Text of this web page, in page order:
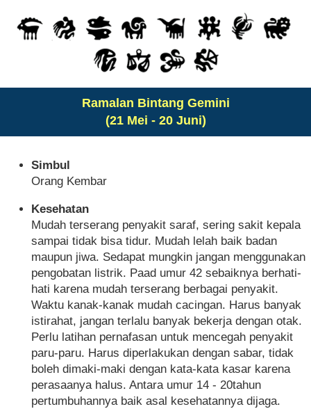
Ramalan Bintang Gemini
(21 Mei - 20 Juni)
Simbul
Orang Kembar
Kesehatan
Mudah terserang penyakit saraf, sering sakit kepala
sampai tidak bisa tidur. Mudah lelah baik badan
maupun jiwa. Sedapat mungkin jangan menggunakan
pengobatan listrik. Paad umur 42 sebaiknya berhati-
hati karena mudah terserang berbagai penyakit.
Waktu kanak-kanak mudah cacingan. Harus banyak
istirahat, jangan terlalu banyak bekerja dengan otak.
Perlu latihan pernafasan untuk mencegah penyakit
paru-paru. Harus diperlakukan dengan sabar, tidak
boleh dimaki-maki dengan kata-kata kasar karena
perasaanya halus. Antara umur 14 - 20tahun
pertumbuhannya baik asal kesehatannya dijaga.